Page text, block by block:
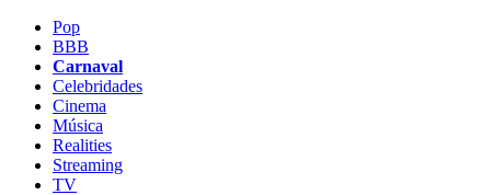
Pop
BBB
Carnaval
Celebridades
Cinema
Música
Realities
Streaming
TV